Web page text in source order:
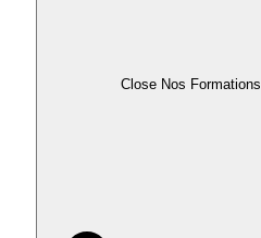
Close Nos Formations